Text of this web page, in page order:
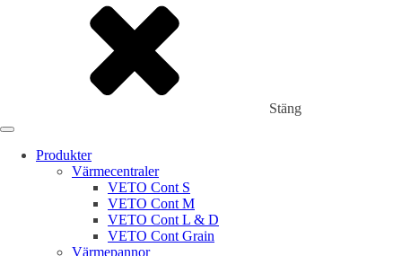
Stäng
Produkter
Värmecentraler
VETO Cont S
VETO Cont M
VETO Cont L & D
VETO Cont Grain
Värmepannor